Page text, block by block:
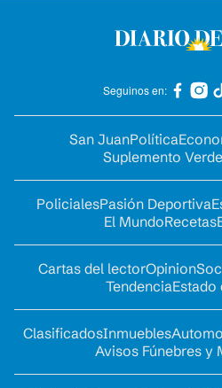
Seguinos en:
San JuanPolítica
Suplemento Verde
PolicialesPasión Deportiva
El MundoRecetas
Cartas del lectorOpinion
TendenciaEstado
ClasificadosInmuebles
Avisos Fúnebres y